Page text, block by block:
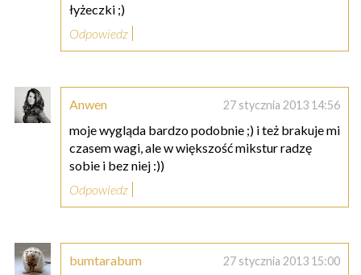
łyżeczki ;)
Odpowiedz
Anwen 27 stycznia 2013 14:56
moje wygląda bardzo podobnie ;) i też brakuje mi
czasem wagi, ale w większość mikstur radzę
sobie i bez niej :))
Odpowiedz
bumtarabum 27 stycznia 2013 15:00